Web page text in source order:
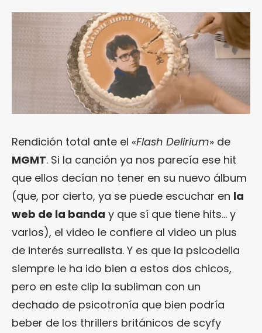
Rendición total ante el «Flash Delirium» de
MGMT. Si la canción ya nos parecía ese hit
que ellos decían no tener en su nuevo álbum
(que, por cierto, ya se puede escuchar en la
web de la banda y que sí que tiene hits… y
varios), el video le confiere al video un plus
de interés surrealista. Y es que la psicodelia
siempre le ha ido bien a estos dos chicos,
pero en este clip la subliman con un
dechado de psicotronía que bien podría
beber de los thrillers británicos de scyfy